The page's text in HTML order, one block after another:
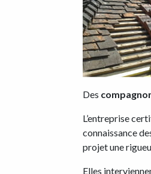
Des
L’entreprise
connaissance
projet une
Elles